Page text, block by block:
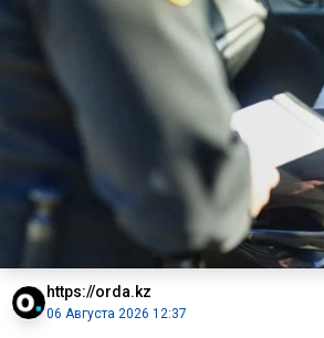
https://orda.kz
06 Августа 2026 12:37